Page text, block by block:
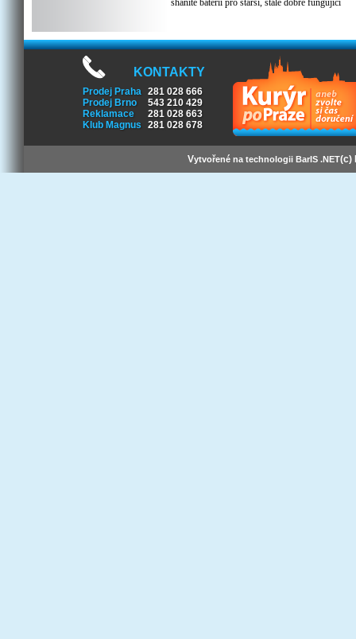
sháníte baterii pro starší, stále dobře fungující
kvalitou a kapacitami baterií, které sami výrobci
Pro ověření kompatibility s Vaším zařízením,
použijte konfigurátor
Typ: Li-poly
Kapacita: 8200 mAh (91 Wh)
Baterie je plně kompatibilní s následujícími
KONTAKTY
Prodej Praha 281 028 666
Prodej Brno
543 210 429
Reklamace
281 028 663
Klub Magnus
281 028 678
Vytvořené na technologii BarIS .NET(c)